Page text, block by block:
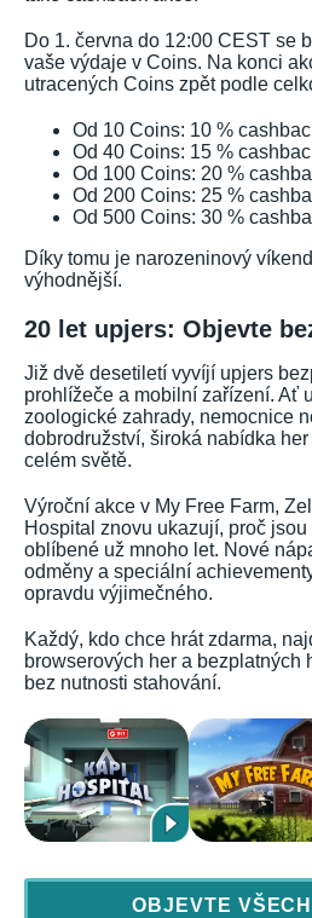
Do 1. června do 12:00 CEST se
vaše výdaje v Coins. Na konci
utracených Coins zpět podle
Od 10 Coins: 10 %
Od 40 Coins: 15 %
Od 100 Coins: 20 %
Od 200 Coins: 25 %
Od 500 Coins: 30 %
Díky tomu je narozeninový
výhodnější.
20 let upjers: Objevte
Již dvě desetiletí vyvíjí upjers
prohlížeče a mobilní zařízení. Ať
zoologické zahrady, nemocnice
dobrodružství, široká nabídka
celém světě.
Výroční akce v My Free Farm,
Hospital znovu ukazují, proč
oblíbené už mnoho let. Nové
odměny a speciální
opravdu výjimečného.
Každý, kdo chce hrát zdarma,
browserových her a bezplatných
bez nutnosti stahování.
OBJEVTE